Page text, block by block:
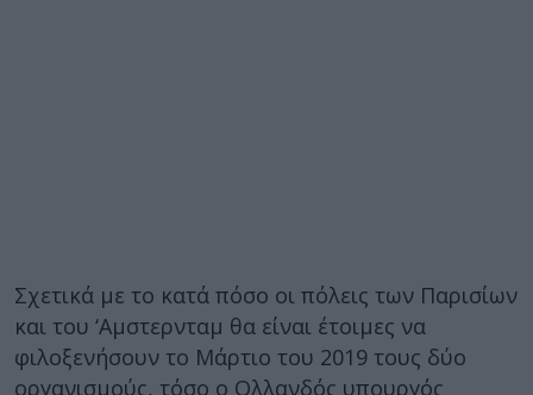
Σχετικά με το κατά πόσο οι πόλεις των Παρισίων
και του ‘Αμστερνταμ θα είναι έτοιμες να
φιλοξενήσουν το Μάρτιο του 2019 τους δύο
οργανισμούς, τόσο ο Ολλανδός υπουργός